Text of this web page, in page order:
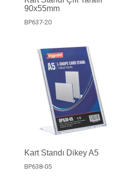
90x55mm
BP637-20
Kart Standı Dikey A5
BP638-05